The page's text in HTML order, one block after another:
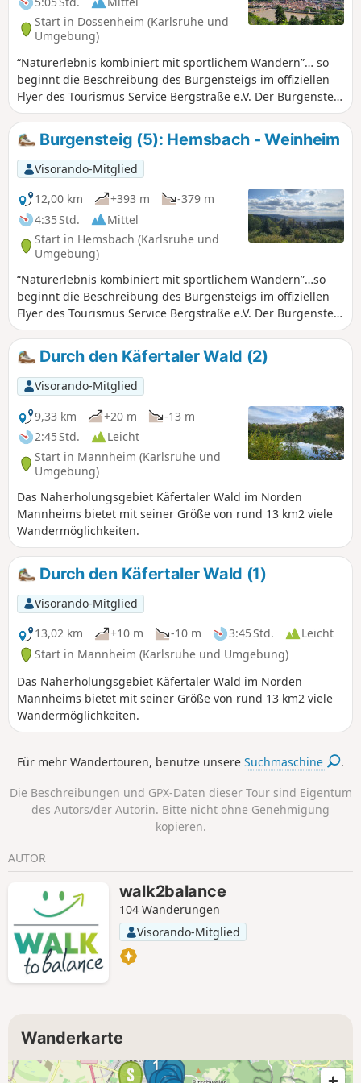
Verkehrsmitteln an Deinen Startpunkt hin und von Deinem
Zielpunkt auch wieder weg kommst. Daher ist unsere
Variante ca. 20 km länger als das Original.
Start in Dossenheim (Karlsruhe und
Umgebung)
“Naturerlebnis kombiniert mit sportlichem Wandern”… so
beginnt die Beschreibung des Burgensteigs im offiziellen
Flyer des Tourismus Service Bergstraße e.V. Der Burgensteig
führt von Darmstadt-Eberstadt entlang der Höhen des
Odenwaldes nach Heidelberg. Auf den rund 120 km
kommst Du an über 30 historischen Sehenswürdigkeiten
vorbei und kreuzt mit dem Nibelungensteig bei
Zwingenberg und dem Neckarsteig in Heidelberg zwei
weitere bekannte Steige. Wir waren so frei, hin und wieder
vom "Standard" abzuweichen. Die Etappen haben wir so
zusammengestellt, dass Du mit öffentlichen
Verkehrsmitteln an Deinen Startpunkt hin und von Deinem
Zielpunkt auch wieder weg kommst. Daher ist unsere
Variante ca. 20 km länger als das Original.
Burgensteig (5): Hemsbach - Weinheim
Visorando-Mitglied
12,00 km
+393 m
-379 m
4:35 Std.
Mittel
Start in Hemsbach (Karlsruhe und
Umgebung)
“Naturerlebnis kombiniert mit sportlichem Wandern”…so
beginnt die Beschreibung des Burgensteigs im offiziellen
Flyer des Tourismus Service Bergstraße e.V. Der Burgensteig
führt von Darmstadt-Eberstadt entlang der Höhen des
Odenwaldes nach Heidelberg. Auf den rund 120 km
kommst Du an über 30 historischen Sehenswürdigkeiten
vorbei und kreuzt mit dem Nibelungensteig bei
Zwingenberg und dem Neckarsteig in Heidelberg zwei
weitere bekannte Steige. Wir waren so frei, hin und wieder
vom "Standard" abzuweichen. Die Etappen haben wir so
zusammengestellt, dass Du mit öffentlichen
Verkehrsmitteln an Deinen Startpunkt hin und von Deinem
Zielpunkt auch wieder weg kommst.
Durch den Käfertaler Wald (2)
Visorando-Mitglied
9,33 km
+20 m
-13 m
2:45 Std.
Leicht
Start in Mannheim (Karlsruhe und
Umgebung)
Das Naherholungsgebiet Käfertaler Wald im Norden
Mannheims bietet mit seiner Größe von rund 13 km2 viele
Wandermöglichkeiten.
Durch den Käfertaler Wald (1)
Visorando-Mitglied
13,02 km
+10 m -10 m 3:45 Std.
Leicht
Start in Mannheim (Karlsruhe und Umgebung)
Das Naherholungsgebiet Käfertaler Wald im Norden
Mannheims bietet mit seiner Größe von rund 13 km2 viele
Wandermöglichkeiten.
Für mehr Wandertouren, benutze unsereSuchmaschine .
Die Beschreibungen und GPX-Daten dieser Tour sind Eigentum
des Autors/der Autorin. Bitte nicht ohne Genehmigung
kopieren.
AUTOR
walk2balance
104 Wanderungen
Visorando-Mitglied
Wanderkarte
1 2
3